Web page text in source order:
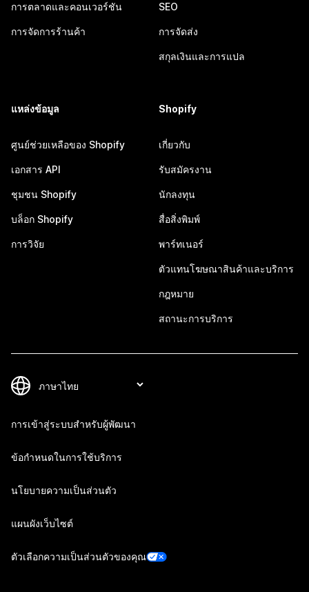
การตลาดและคอนเวอร์ชัน
การจัดการร้านค้า
SEO
การจัดส่ง
สกุลเงินและการแปล
แหล่งข้อมูล
ศูนย์ช่วยเหลือของ Shopify
เอกสาร API
ชุมชน Shopify
บล็อก Shopify
การวิจัย
Shopify
เกี่ยวกับ
รับสมัครงาน
นักลงทุน
สื่อสิ่งพิมพ์
พาร์ทเนอร์
ตัวแทนโฆษณาสินค้าและบริการ
กฎหมาย
สถานะการบริการ
การเข้าสู่ระบบสำหรับผู้พัฒนา
ข้อกำหนดในการใช้บริการ
นโยบายความเป็นส่วนตัว
แผนผังเว็บไซต์
ตัวเลือกความเป็นส่วนตัวของคุณ